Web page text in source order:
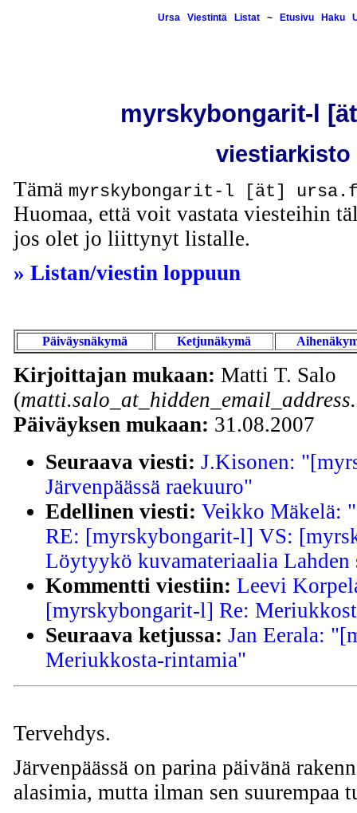
Ursa Viestintä Listat~ Etusivu Haku
myrskybongarit-l
viestiarkisto
Tämä myrskybongarit-l [ät]
Huomaa, että voit vastata viesteihin
jos olet jo liittynyt listalle.
» Listan/viestin loppuun
Päiväysnäkymä Ketjunäkymä
Kirjoittajan mukaan: Matti T. Salo
(
Päiväyksen mukaan: 31.08.2007
Seuraava viesti: J.Kisonen:
Järvenpäässä raekuuro"
Edellinen viesti: Veikko Mäkelä:
RE: [myrskybongarit-l] VS:
Löytyykö kuvamateriaalia Lahden
Kommentti viestiin: Leevi
[myrskybongarit-l] Re:
Seuraava ketjussa: Jan Eerala:
Meriukkosta-rintamia"
Tervehdys.
Järvenpäässä on parina päivänä
alasimia, mutta ilman sen suurempaa